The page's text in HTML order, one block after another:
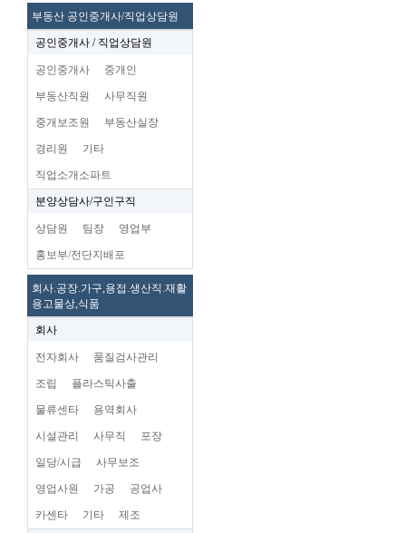
부동산 공인중개사/직업상담원
공인중개사 / 직업상담원
공인중개사 중개인
부동산직원 사무직원
중개보조원 부동산실장
경리원 기타
직업소개소파트
분양상담사/구인구직
상담원 팀장 영업부
홍보부/전단지배포
회사.공장.가구,용접.생산직.재활
용고물상,식품
회사
전자회사 품질검사관리
조립 플라스틱사출
물류센타 용역회사
시설관리 사무직 포장
일당/시급 사무보조
영업사원 가공 공업사
카센타 기타 제조